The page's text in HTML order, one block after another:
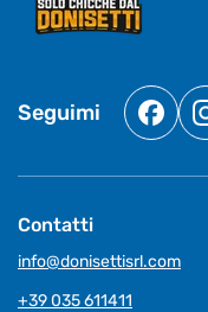
Seguimi
Contatti
info@donisettisrl.com
+39 035 611411